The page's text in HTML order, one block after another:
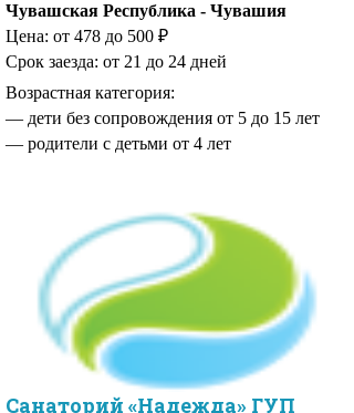
Чувашская Республика - Чувашия
Цена: от 478 до 500 ₽
Срок заезда: от 21 до 24 дней
Возрастная категория:
— родители с детьми от 4 лет
Санаторий «Надежда» ГУП